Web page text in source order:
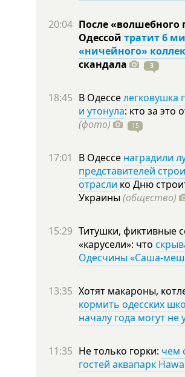
20:04 После «волшебного
Одессой тратит 6
«ничейного»
скандала
3
18:45 В Одесселегковушка
и утонула: кто за это
(фото)
15
17:01 В Одессе наградили
представителей
отрасли ко Дню
Украины (общество)
15:29 Титушки, фиктивные
«карусели»: что
Одесчины «Саша-
13:35 Хотят макароны,
кормить одесских
началу года могут не
11:35 Не только горки: чем
гостей аквапарк